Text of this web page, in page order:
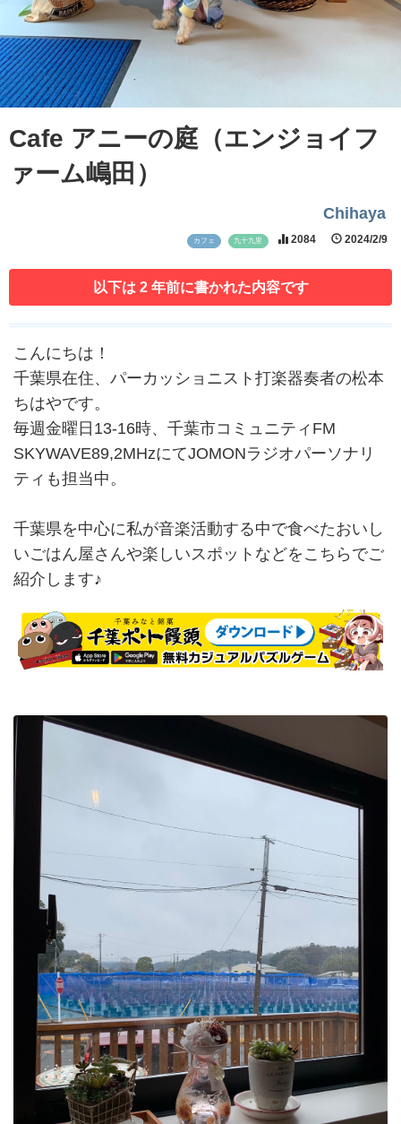
Cafe アニーの庭（エンジョイフ
ァーム嶋田）
Chihaya
カフェ 九十九里 2084 2024/2/9
以下は 2 年前に書かれた内容です
こんにちは！
千葉県在住、パーカッショニスト打楽器奏者の松本
ちはやです。
毎週金曜日13-16時、千葉市コミュニティFM
SKYWAVE89,2MHzにてJOMONラジオパーソナリ
ティも担当中。
千葉県を中心に私が音楽活動する中で食べたおいし
いごはん屋さんや楽しいスポットなどをこちらでご
紹介します♪